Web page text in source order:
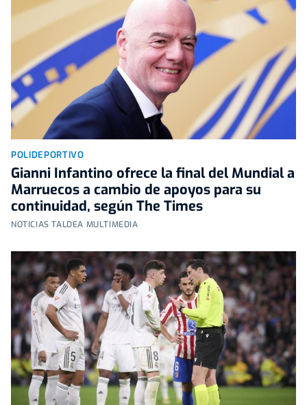
POLIDEPORTIVO
Gianni Infantino ofrece la final del Mundial a
Marruecos a cambio de apoyos para su
continuidad, según The Times
NOTICIAS TALDEA MULTIMEDIA